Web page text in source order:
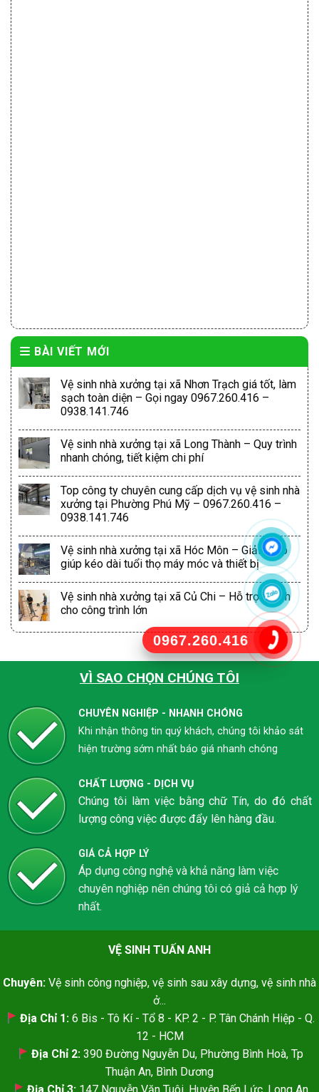
0967.260.416
BÀI VIẾT MỚI
Vệ sinh nhà xưởng tại xã Nhơn Trạch giá tốt, làm
sạch toàn diện – Gọi ngay 0967.260.416 –
0938.141.746
Vệ sinh nhà xưởng tại xã Long Thành – Quy trình
nhanh chóng, tiết kiệm chi phí
Top công ty chuyên cung cấp dịch vụ vệ sinh nhà
xưởng tại Phường Phú Mỹ – 0967.260.416 –
0938.141.746
Vệ sinh nhà xưởng tại xã Hóc Môn – Giải pháp
giúp kéo dài tuổi thọ máy móc và thiết bị
Vệ sinh nhà xưởng tại xã Củ Chi – Hỗ trợ nhanh
cho công trình lớn
VÌ SAO CHỌN CHÚNG TÔI
CHUYÊN NGHIỆP - NHANH CHÓNG
Khi nhận thông tin quý khách, chúng tôi khảo sát
hiện trường sớm nhất báo giá nhanh chóng
CHẤT LƯỢNG - DỊCH VỤ
Chúng tôi làm việc bằng chữ Tín, do đó chất
lượng công việc được đẩy lên hàng đầu.
GIÁ CẢ HỢP LÝ
Áp dụng công nghệ và khả năng làm việc
chuyên nghiệp nên chúng tôi có giả cả hợp lý
nhất.
VỆ SINH TUẤN ANH
Chuyên: Vệ sinh công nghiệp, vệ sinh sau xây dựng, vệ sinh nhà
ở...
Địa Chỉ 1: 6 Bis - Tô Kí - Tổ 8 - KP. 2 - P. Tân Chánh Hiệp - Q.
12 - HCM
Địa Chỉ 2: 390 Đường Nguyễn Du, Phường Bình Hoà, Tp
Thuận An, Bình Dương